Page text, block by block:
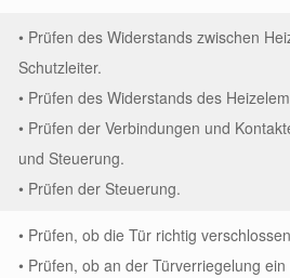
• Prüfen des Widerstands zwischen
Schutzleiter.
• Prüfen des Widerstands des
• Prüfen der Verbindungen und
und Steuerung.
• Prüfen der Steuerung.
• Prüfen, ob die Tür richtig
• Prüfen, ob an der Türverriegelung